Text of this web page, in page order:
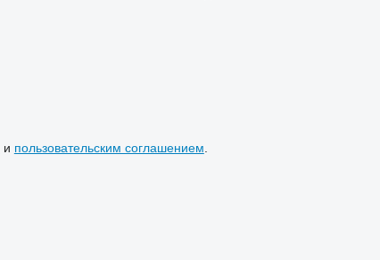
и пользовательским соглашением